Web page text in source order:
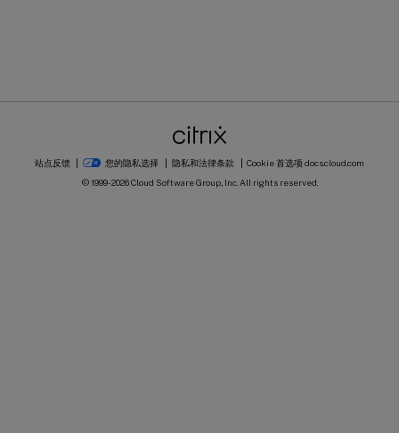
站点反馈 您的隐私选择 隐私和法律条款 Cookie 首选项 docs.cloud.com
© 1999-2026Cloud Software Group, Inc. All rights reserved.